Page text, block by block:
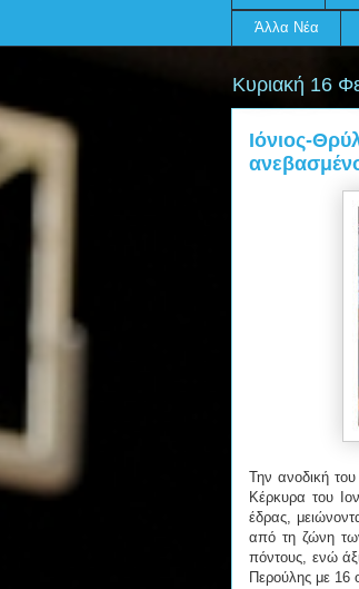
Άλλα Νέα
Κυριακή 16
Ιόνιος-
Την ανοδική
Κέρκυρα του
έδρας,
από τη ζώνη
πόντους, ενώ
Περούλης με 16